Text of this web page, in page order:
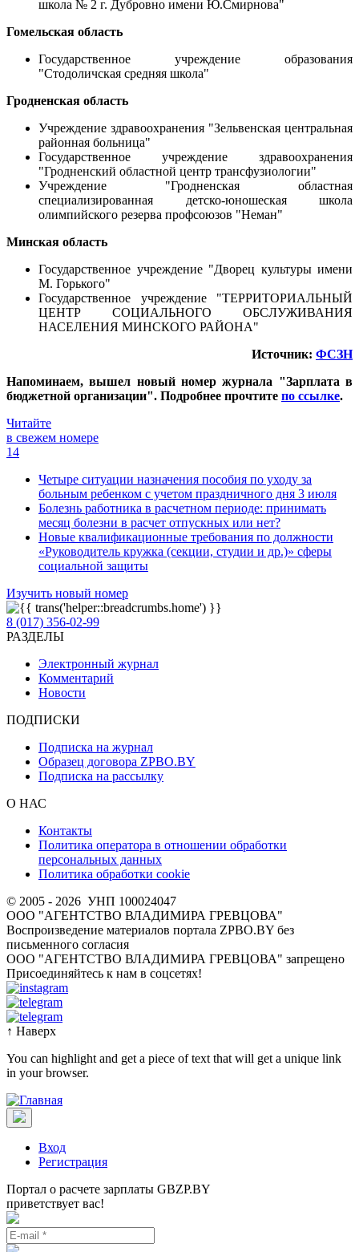
школа № 2 г. Дубровно имени Ю.Смирнова"
Гомельская область
Государственное учреждение образования
"Стодоличская средняя школа"
Гродненская область
Учреждение здравоохранения "Зельвенская центральная
районная больница"
Государственное учреждение здравоохранения
"Гродненский областной центр трансфузиологии"
Учреждение "Гродненская областная
специализированная детско-юношеская школа
олимпийского резерва профсоюзов "Неман"
Минская область
Государственное учреждение "Дворец культуры имени
М. Горького"
Государственное учреждение "ТЕРРИТОРИАЛЬНЫЙ
ЦЕНТР СОЦИАЛЬНОГО ОБСЛУЖИВАНИЯ
НАСЕЛЕНИЯ МИНСКОГО РАЙОНА"
Источник: ФСЗН
Напоминаем, вышел новый номер журнала "Зарплата в
бюджетной организации". Подробнее прочтите по ссылке.
Читайте
в свежем номере
14
Четыре ситуации назначения пособия по уходу за
больным ребенком с учетом праздничного дня 3 июля
Болезнь работника в расчетном периоде: принимать
месяц болезни в расчет отпускных или нет?
Новые квалификационные требования по должности
«Руководитель кружка (секции, студии и др.)» сферы
социальной защиты
Изучить новый номер
8 (017) 356-02-99
РАЗДЕЛЫ
Электронный журнал
Комментарий
Новости
ПОДПИСКИ
Подписка на журнал
Образец договора ZPBO.BY
Подписка на рассылку
О НАС
Контакты
Политика оператора в отношении обработки
персональных данных
Политика обработки cookie
© 2005 - 2026 УНП 100024047
ООО "АГЕНТСТВО ВЛАДИМИРА ГРЕВЦОВА"
Воспроизведение материалов портала ZPBO.BY без
письменного согласия
OOO "АГЕНТСТВО ВЛАДИМИРА ГРЕВЦОВА" запрещено
Присоединяйтесь к нам в соцсетях!
↑ Наверх
You can highlight and get a piece of text that will get a unique link
in your browser.
Вход
Регистрация
Портал о расчете зарплаты GBZP.BY
приветствует вас!